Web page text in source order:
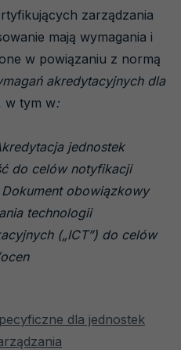
zarządzania
mają wymagania i
w powiązaniu z normą
akredytacyjnych dla
w tym w:
jednostek
do celów notyfikacji
Dokument obowiązkowy
technologii
(„ICT”) do celów
dla jednostek